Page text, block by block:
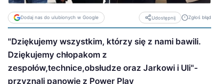
Dodaj nas do ulubionych w Google Udostępnij Zgłoś błąd
"Dziękujemy wszystkim, którzy się z nami bawili.
Dziękujemy chłopakom z
zespołów,technice,obsłudze oraz Jarkowi i Uli"-
przyznali panowie z Power Play